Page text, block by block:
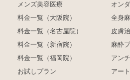
メンズ美容医療
料金一覧（大阪院）
料金一覧（名古屋院）
料金一覧（新宿院）
料金一覧（福岡院）
お試しプラン
オン
全身
皮膚
麻酔
アン
アー